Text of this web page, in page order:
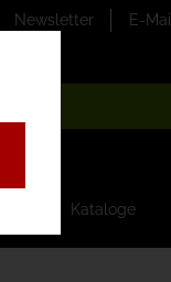
Newsletter E-Mail
Kataloge